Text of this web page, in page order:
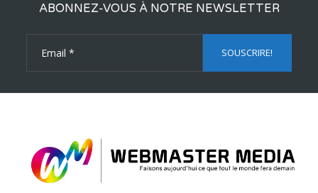
ABONNEZ-VOUS À NOTRE NEWSLETTER